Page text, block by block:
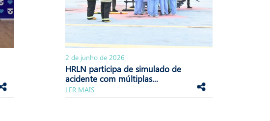
2 de junho de 2026
HRLN participa de simulado de
acidente com múltiplas...
LER MAIS